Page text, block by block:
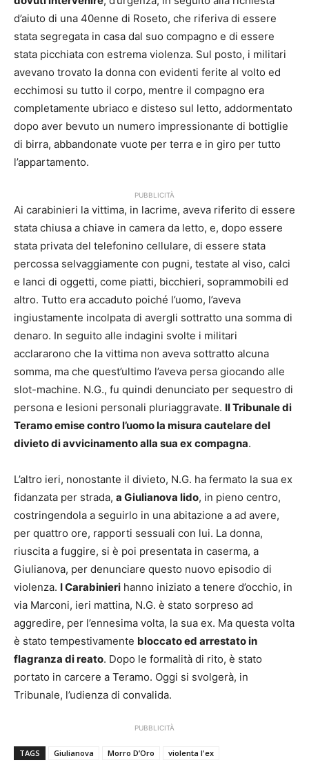
d’aiuto di una 40enne di Roseto, che riferiva di essere
stata segregata in casa dal suo compagno e di essere
stata picchiata con estrema violenza. Sul posto, i militari
avevano trovato la donna con evidenti ferite al volto ed
ecchimosi su tutto il corpo, mentre il compagno era
completamente ubriaco e disteso sul letto, addormentato
dopo aver bevuto un numero impressionante di bottiglie
di birra, abbandonate vuote per terra e in giro per tutto
l’appartamento.
PUBBLICITÀ
Ai carabinieri la vittima, in lacrime, aveva riferito di essere
stata chiusa a chiave in camera da letto, e, dopo essere
stata privata del telefonino cellulare, di essere stata
percossa selvaggiamente con pugni, testate al viso, calci
e lanci di oggetti, come piatti, bicchieri, soprammobili ed
altro. Tutto era accaduto poiché l’uomo, l’aveva
ingiustamente incolpata di avergli sottratto una somma di
denaro. In seguito alle indagini svolte i militari
acclararono che la vittima non aveva sottratto alcuna
somma, ma che quest’ultimo l’aveva persa giocando alle
slot-machine. N.G., fu quindi denunciato per sequestro di
persona e lesioni personali pluriaggravate. Il Tribunale di
Teramo emise contro l’uomo la misura cautelare del
divieto di avvicinamento alla sua ex compagna.
L’altro ieri, nonostante il divieto, N.G. ha fermato la sua ex
fidanzata per strada, a Giulianova lido, in pieno centro,
costringendola a seguirlo in una abitazione a ad avere,
per quattro ore, rapporti sessuali con lui. La donna,
riuscita a fuggire, si è poi presentata in caserma, a
Giulianova, per denunciare questo nuovo episodio di
violenza. I Carabinieri hanno iniziato a tenere d’occhio, in
via Marconi, ieri mattina, N.G. è stato sorpreso ad
aggredire, per l’ennesima volta, la sua ex. Ma questa volta
è stato tempestivamente bloccato ed arrestato in
flagranza di reato. Dopo le formalità di rito, è stato
portato in carcere a Teramo. Oggi si svolgerà, in
Tribunale, l’udienza di convalida.
PUBBLICITÀ
TAGS Giulianova Morro D’Oro violenta l'ex